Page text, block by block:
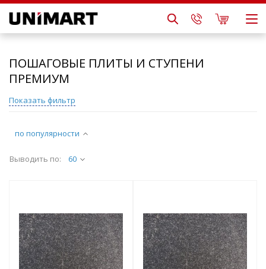
ПОШАГОВЫЕ ПЛИТЫ И СТУПЕНИ
ПРЕМИУМ
по популярности
Выводить по: 60
Показать фильтр